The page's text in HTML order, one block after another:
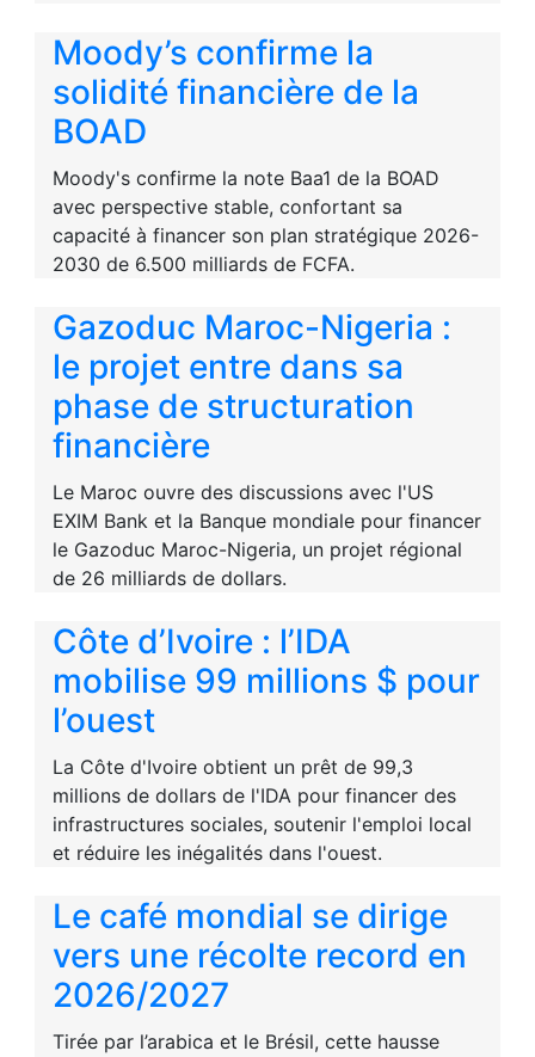
Moody’s confirme la
solidité financière de la
BOAD
Moody's confirme la note Baa1 de la BOAD
avec perspective stable, confortant sa
capacité à financer son plan stratégique 2026-
2030 de 6.500 milliards de FCFA.
Gazoduc Maroc-Nigeria :
le projet entre dans sa
phase de structuration
financière
Le Maroc ouvre des discussions avec l'US
EXIM Bank et la Banque mondiale pour financer
le Gazoduc Maroc-Nigeria, un projet régional
de 26 milliards de dollars.
Côte d’Ivoire : l’IDA
mobilise 99 millions $ pour
l’ouest
La Côte d'Ivoire obtient un prêt de 99,3
millions de dollars de l'IDA pour financer des
infrastructures sociales, soutenir l'emploi local
et réduire les inégalités dans l'ouest.
Le café mondial se dirige
vers une récolte record en
2026/2027
Tirée par l’arabica et le Brésil, cette hausse